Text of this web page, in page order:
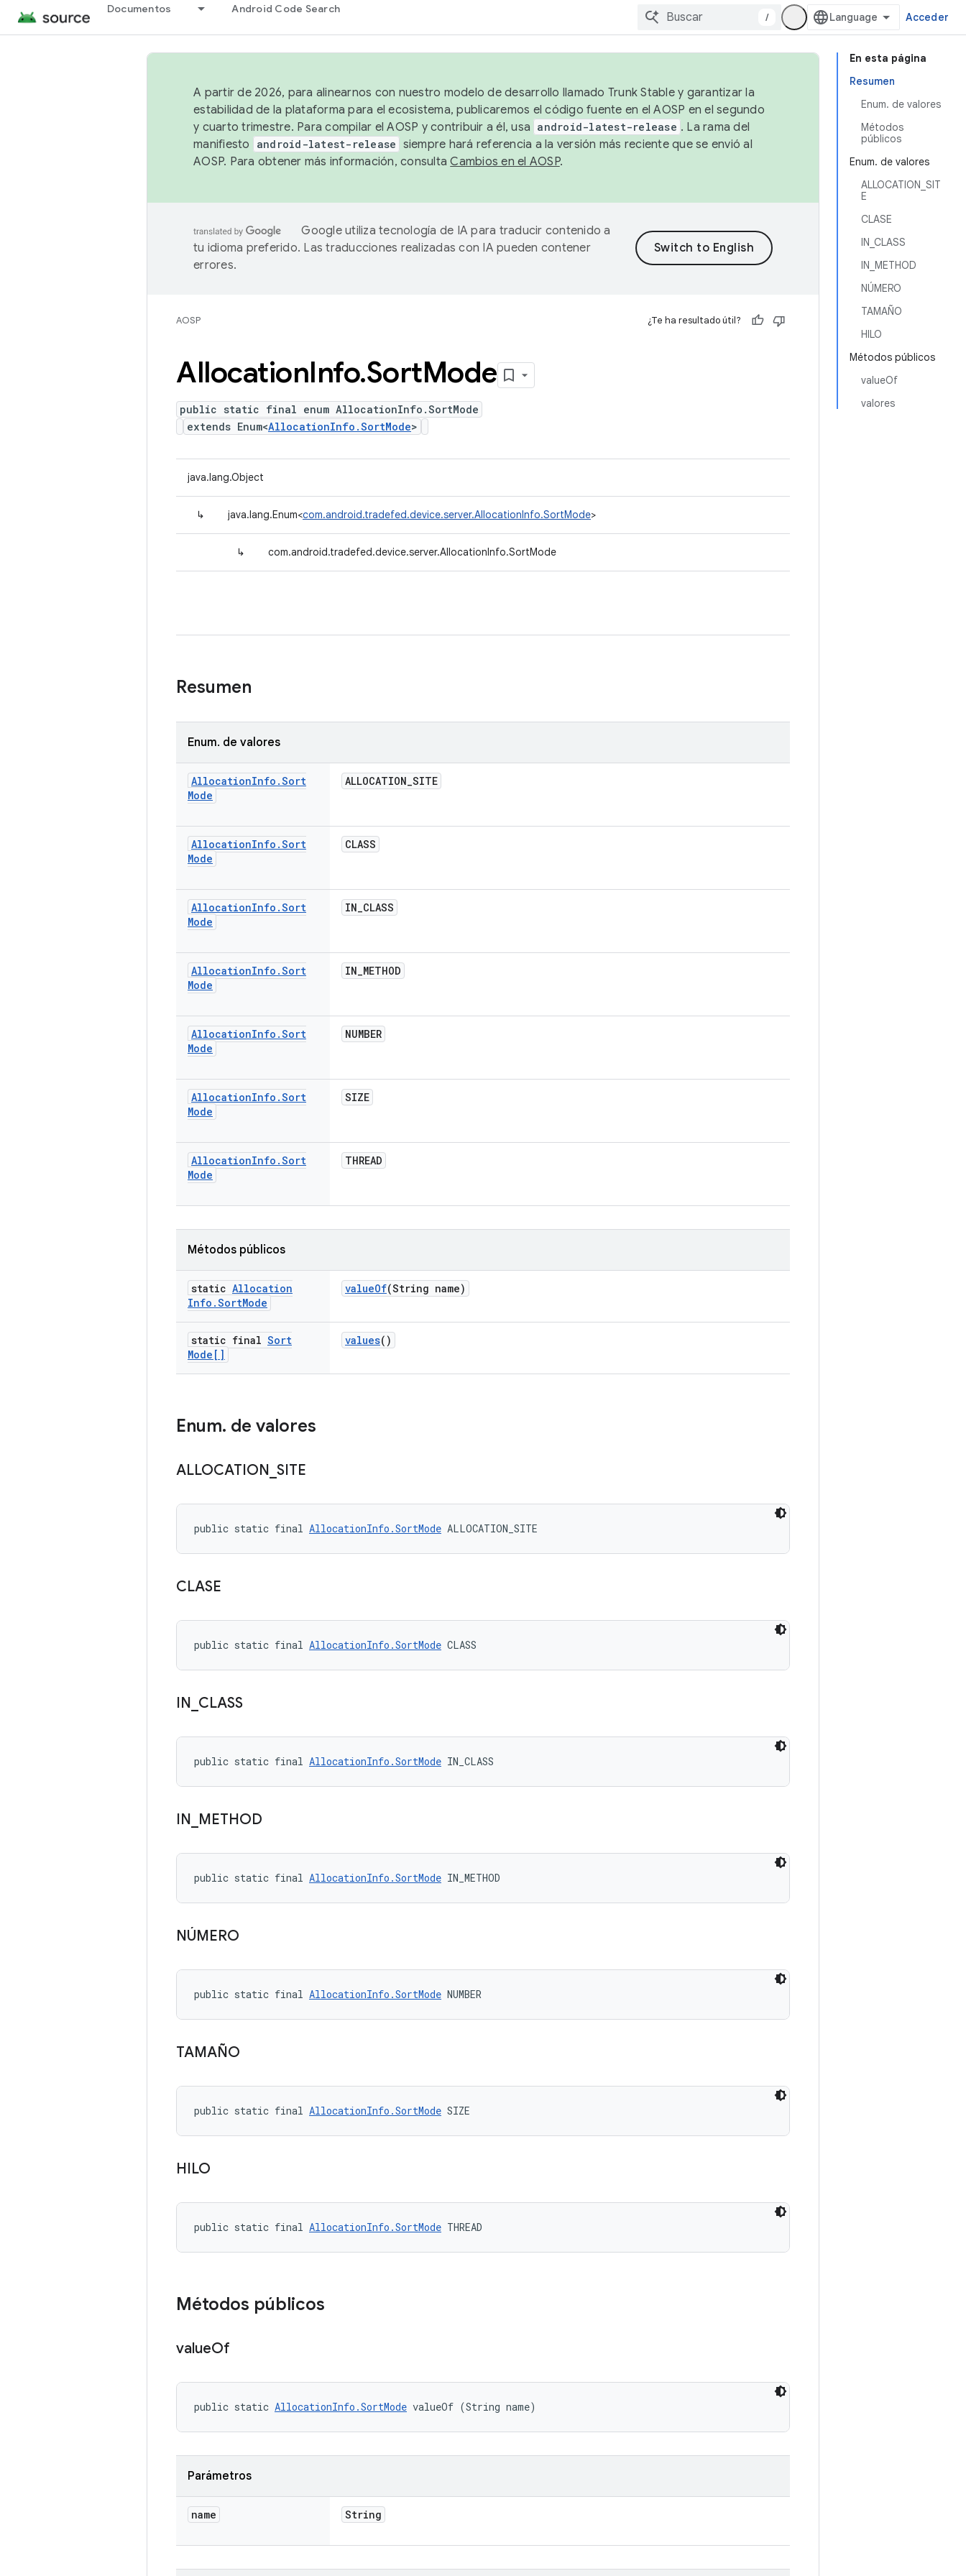
Documentos Android Code Search
/ Acceder
En esta página
Resumen
Enum. de valores
Métodos
públicos
Enum. de valores
ALLOCATION_SIT
E
CLASE
IN_CLASS
IN_METHOD
NÚMERO
TAMAÑO
HILO
Métodos públicos
valueOf
valores
A partir de 2026, para alinearnos con nuestro modelo de desarrollo llamado Trunk Stable y garantizar la
estabilidad de la plataforma para el ecosistema, publicaremos el código fuente en el AOSP en el segundo
y cuarto trimestre. Para compilar el AOSP y contribuir a él, usa android-latest-release . La rama del
manifiesto
android-latest-release siempre hará referencia a la versión más reciente que se envió al
AOSP. Para obtener más información, consultaCambios en el AOSP.
Google utiliza tecnología de IA para traducir contenido a
tu idioma preferido. Las traducciones realizadas con IA pueden contener
errores.
AOSP ¿Te ha resultado útil?
AllocationInfo.SortMode
public static final enum AllocationInfo.SortMode
extends Enum<AllocationInfo.SortMode>
java.lang.Object
↳ java.lang.Enum<com.android.tradefed.device.server.AllocationInfo.SortMode>
↳ com.android.tradefed.device.server.AllocationInfo.SortMode
Resumen
Enum. de valores
AllocationInfo .Sort
Mode
ALLOCATION_SITE
AllocationInfo .Sort
Mode
CLASS
AllocationInfo .Sort
Mode
IN_CLASS
AllocationInfo .Sort
Mode
IN_METHOD
AllocationInfo .Sort
Mode
NUMBER
AllocationInfo .Sort
Mode
SIZE
AllocationInfo .Sort
Mode
THREAD
Métodos públicos
static Allocation
Info .SortMode
valueOf(String name)
static final Sort
Mode[]
values()
Enum. de valores
ALLOCATION SITE
public static final AllocationInfo.SortMode ALLOCATION_SITE
CLASE
public static final AllocationInfo.SortMode CLASS
IN CLASS
public static final AllocationInfo.SortMode IN_CLASS
IN METHOD
public static final AllocationInfo.SortMode IN_METHOD
NÚMERO
public static final AllocationInfo.SortMode NUMBER
TAMAÑO
public static final AllocationInfo.SortMode SIZE
HILO
public static final AllocationInfo.SortMode THREAD
Métodos públicos
valueOf
public static AllocationInfo.SortMode valueOf (String name)
Parámetros
name String